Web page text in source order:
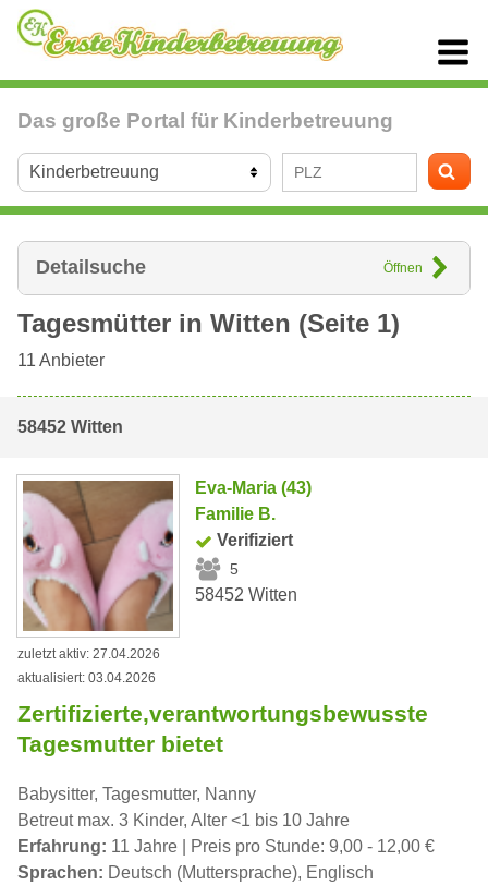
Das große Portal für Kinderbetreuung
Detailsuche Öffnen
Tagesmütter in Witten (Seite 1)
11 Anbieter
58452 Witten
Eva-Maria (43)
Familie B.
Verifiziert
5
58452 Witten
zuletzt aktiv: 27.04.2026
aktualisiert: 03.04.2026
Zertifizierte,verantwortungsbewusste
Tagesmutter bietet
Babysitter, Tagesmutter, Nanny
Betreut max. 3 Kinder, Alter <1 bis 10 Jahre
Erfahrung: 11 Jahre | Preis pro Stunde: 9,00 - 12,00 €
Sprachen: Deutsch (Muttersprache), Englisch